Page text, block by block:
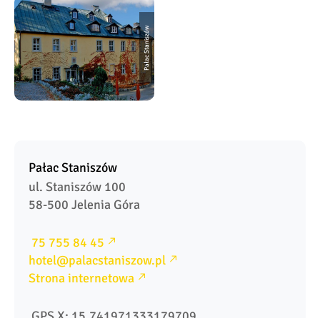
Pałac Staniszów
Pałac Staniszów
ul. Staniszów 100
58-500 Jelenia Góra
75 755 84 45
hotel@palacstaniszow.pl
Strona internetowa